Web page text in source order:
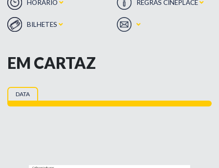
HORÁRIO
BILHETES
REGRAS CINEPLACE
EM CARTAZ
DATA